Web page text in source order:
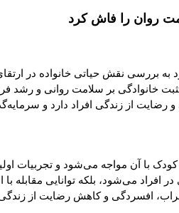
روان را فاش کرد
بررسی نقش حیاتی خانواده در
خانوادگی بر سلامت روانی و
از زندگی افراد دارد و
با آن مواجه می‌شود و تجربیات
در افراد می‌شود، بلکه توانایی
افسردگی و کاهش رضایت از